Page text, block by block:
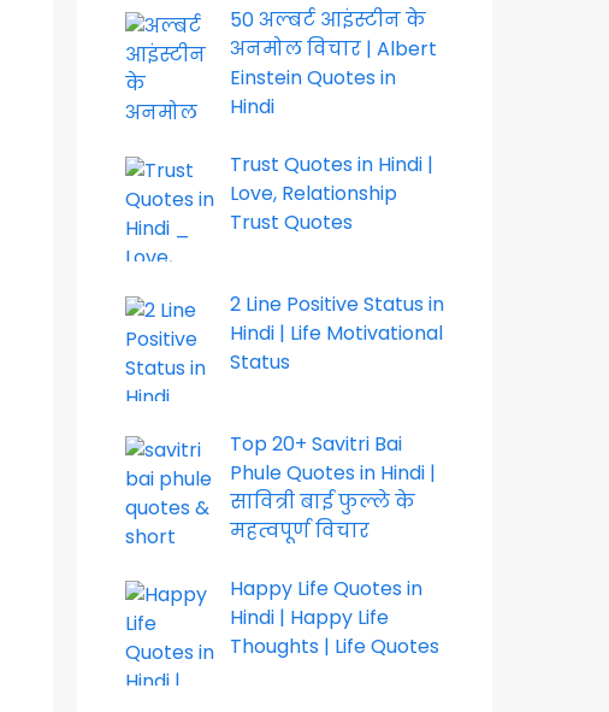
50 अल्बर्ट आइंस्टीन के
अनमोल विचार | Albert
Einstein Quotes in
Hindi
Trust Quotes in Hindi |
Love, Relationship
Trust Quotes
2 Line Positive Status in
Hindi | Life Motivational
Status
Top 20+ Savitri Bai
Phule Quotes in Hindi |
सावित्री बाई फुल्ले के
महत्वपूर्ण विचार
Happy Life Quotes in
Hindi | Happy Life
Thoughts | Life Quotes